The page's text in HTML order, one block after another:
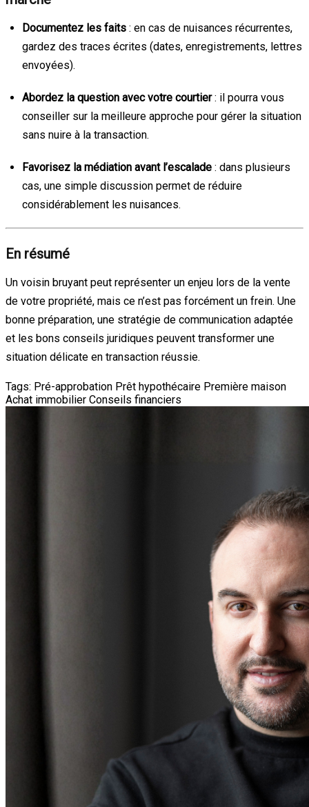
Documentez les faits : en cas de nuisances récurrentes,
gardez des traces écrites (dates, enregistrements, lettres
envoyées).
Abordez la question avec votre courtier: il pourra vous
conseiller sur la meilleure approche pour gérer la situation
sans nuire à la transaction.
Favorisez la médiation avant l’escalade : dans plusieurs
cas, une simple discussion permet de réduire
considérablement les nuisances.
En résumé
Un voisin bruyant peut représenter un enjeu lors de la vente
de votre propriété, mais ce n’est pas forcément un frein. Une
bonne préparation, une stratégie de communication adaptée
et les bons conseils juridiques peuvent transformer une
situation délicate en transaction réussie.
Tags: Pré-approbation Prêt hypothécaire Première maison
Achat immobilier Conseils financiers